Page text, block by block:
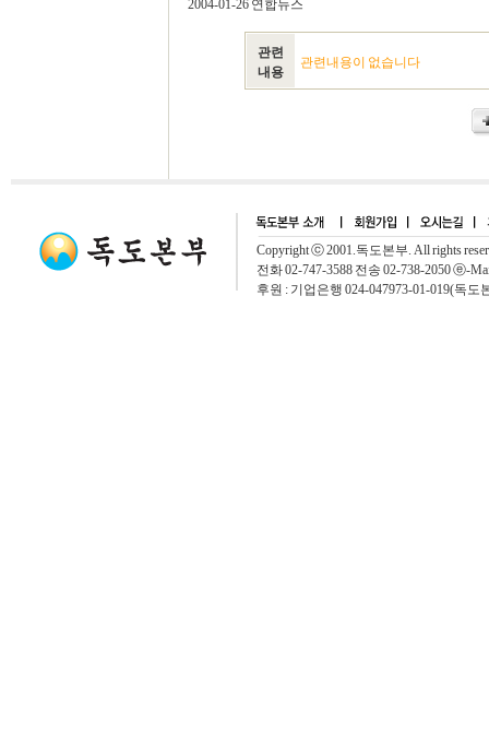
2004-01-26 연합뉴스
관련
내용
관련내용이 없습니다
Copyright ⓒ 2001.독도본부. All rights
전화 02-747-3588 전송 02-738-2050 ⓔ-
후원 : 기업은행 024-047973-01-019(독도